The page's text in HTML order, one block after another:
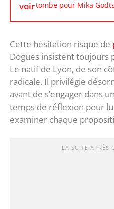
voirtombe pour Mika
Cette hésitation risque de
Dogues insistent toujours
Le natif de Lyon, de son
radicale. Il privilégie
avant de s’engager dans
temps de réflexion pour
examiner chaque
LA SUITE APRÈS